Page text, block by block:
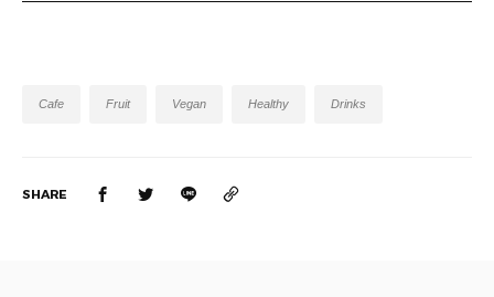
Cafe Fruit Vegan Healthy Drinks
SHARE